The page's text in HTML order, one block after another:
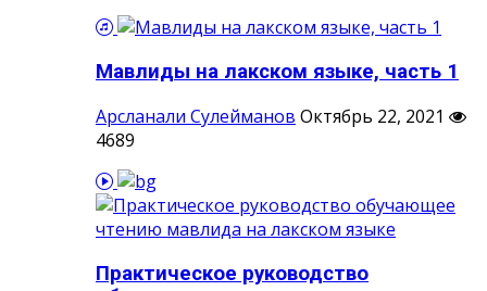
Мавлиды на лакском языке, часть 1
Арсланали Сулейманов Октябрь 22, 2021
4689
Практическое руководство